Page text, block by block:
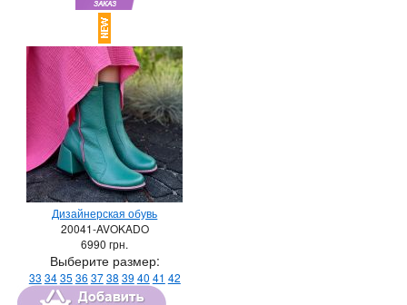
Дизайнерская обувь
20041-AVOKADO
6990 грн.
Выберите размер:
33 3435 36 3738 39 40 41 42